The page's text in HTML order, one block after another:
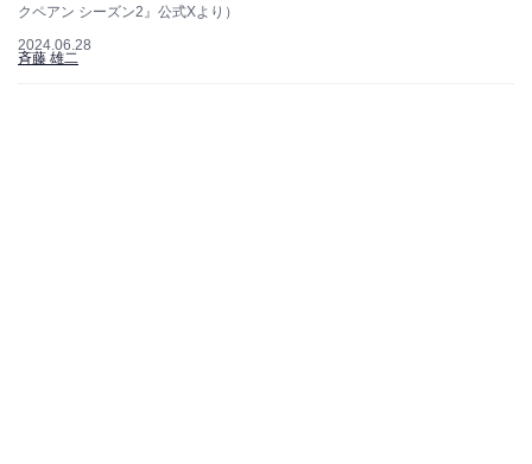
クペアン シーズン2』公式Xより）
2024.06.28
斉藤 雄二